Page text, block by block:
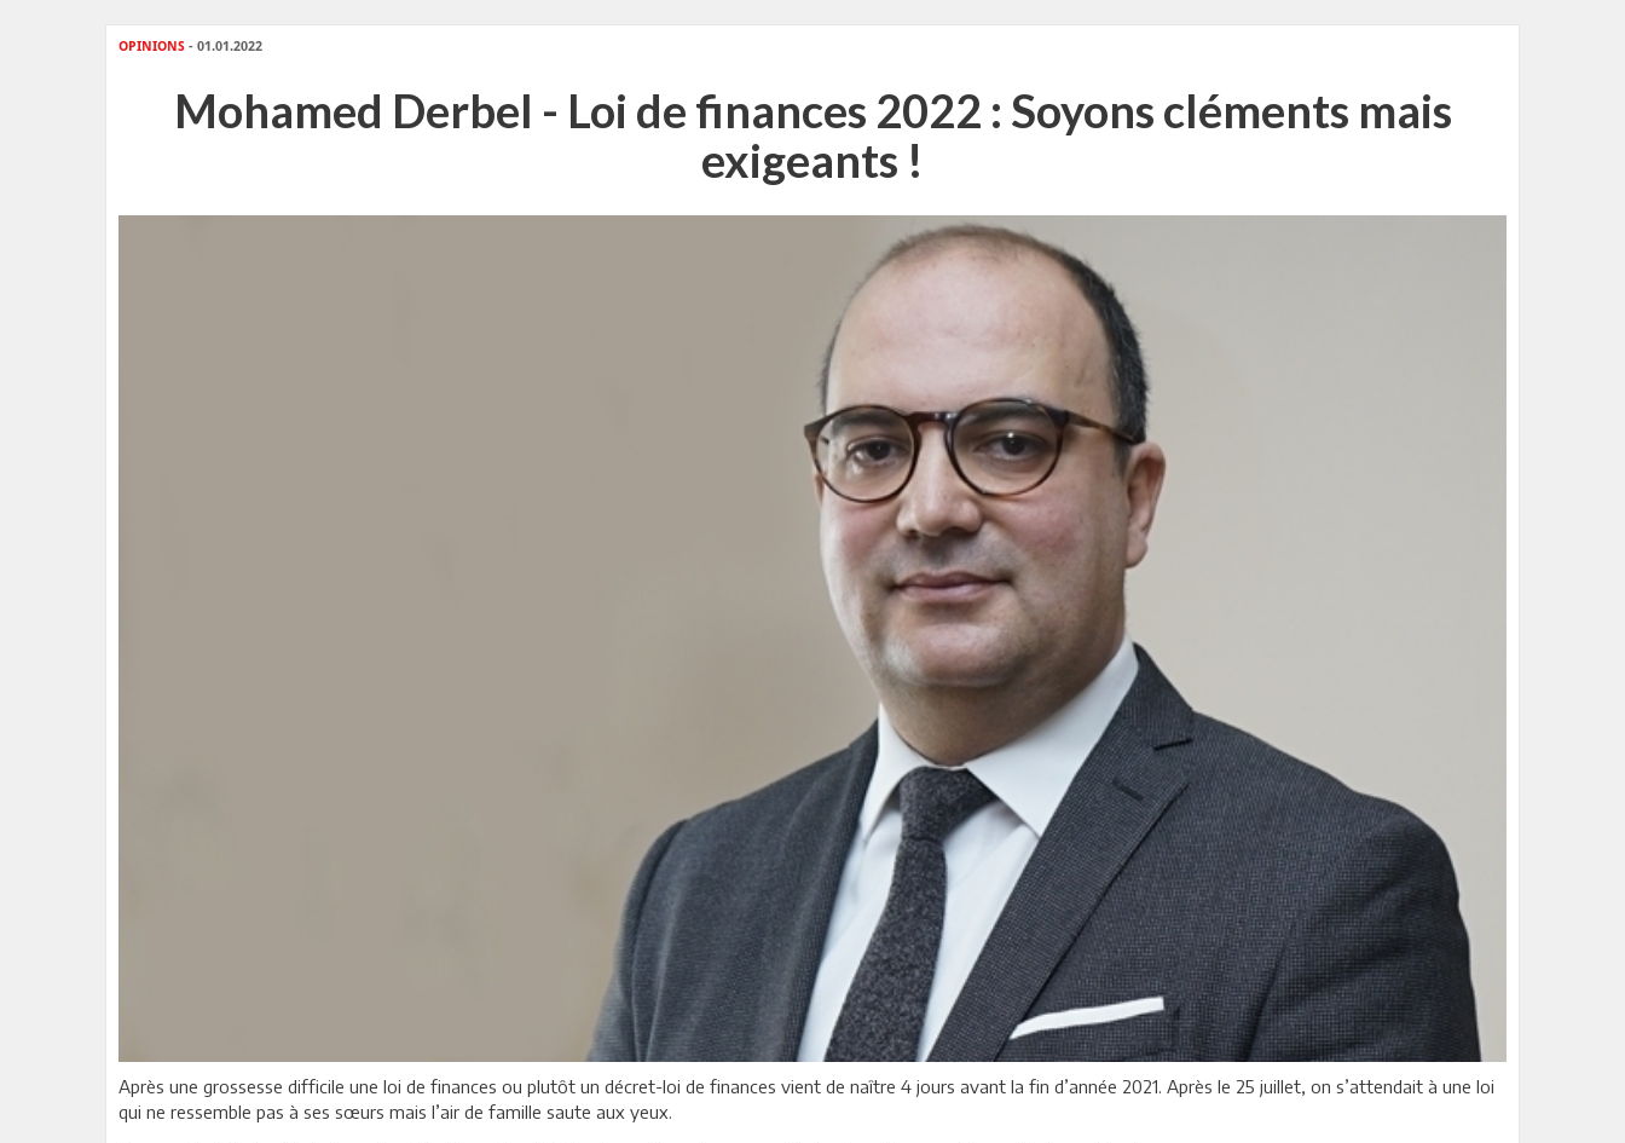
OPINIONS - 01.01.2022
Mohamed Derbel - Loi de finances 2022 : Soyons cléments mais
exigeants !
Après une grossesse difficile une loi de finances ou plutôt un décret-loi de finances vient de naître 4 jours avant la fin d’année 2021. Après le 25 juillet, on s’attendait à une loi
qui ne ressemble pas à ses sœurs mais l’air de famille saute aux yeux.